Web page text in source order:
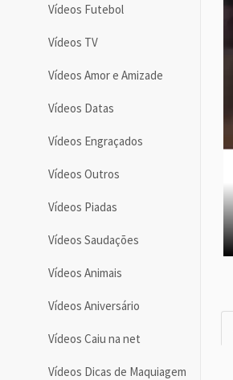
Vídeos Futebol
Vídeos TV
Vídeos Amor e Amizade
Vídeos Datas
Vídeos Engraçados
Vídeos Outros
Vídeos Piadas
Vídeos Saudações
Vídeos Animais
Vídeos Aniversário
Vídeos Caiu na net
Vídeos Dicas de Maquiagem